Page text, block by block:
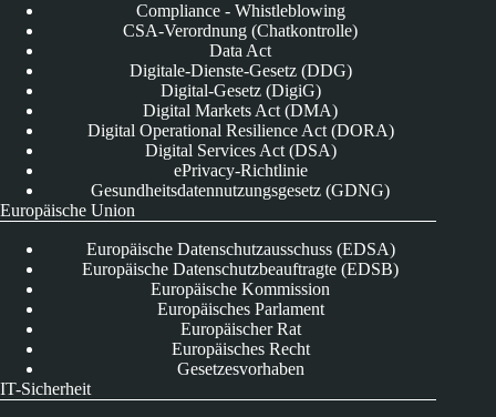
Compliance - Whistleblowing
CSA-Verordnung (Chatkontrolle)
Data Act
Digitale-Dienste-Gesetz (DDG)
Digital-Gesetz (DigiG)
Digital Markets Act (DMA)
Digital Operational Resilience Act (DORA)
Digital Services Act (DSA)
ePrivacy-Richtlinie
Gesundheitsdatennutzungsgesetz (GDNG)
Europäische Union
Europäische Datenschutzausschuss (EDSA)
Europäische Datenschutzbeauftragte (EDSB)
Europäische Kommission
Europäisches Parlament
Europäischer Rat
Europäisches Recht
Gesetzesvorhaben
IT-Sicherheit